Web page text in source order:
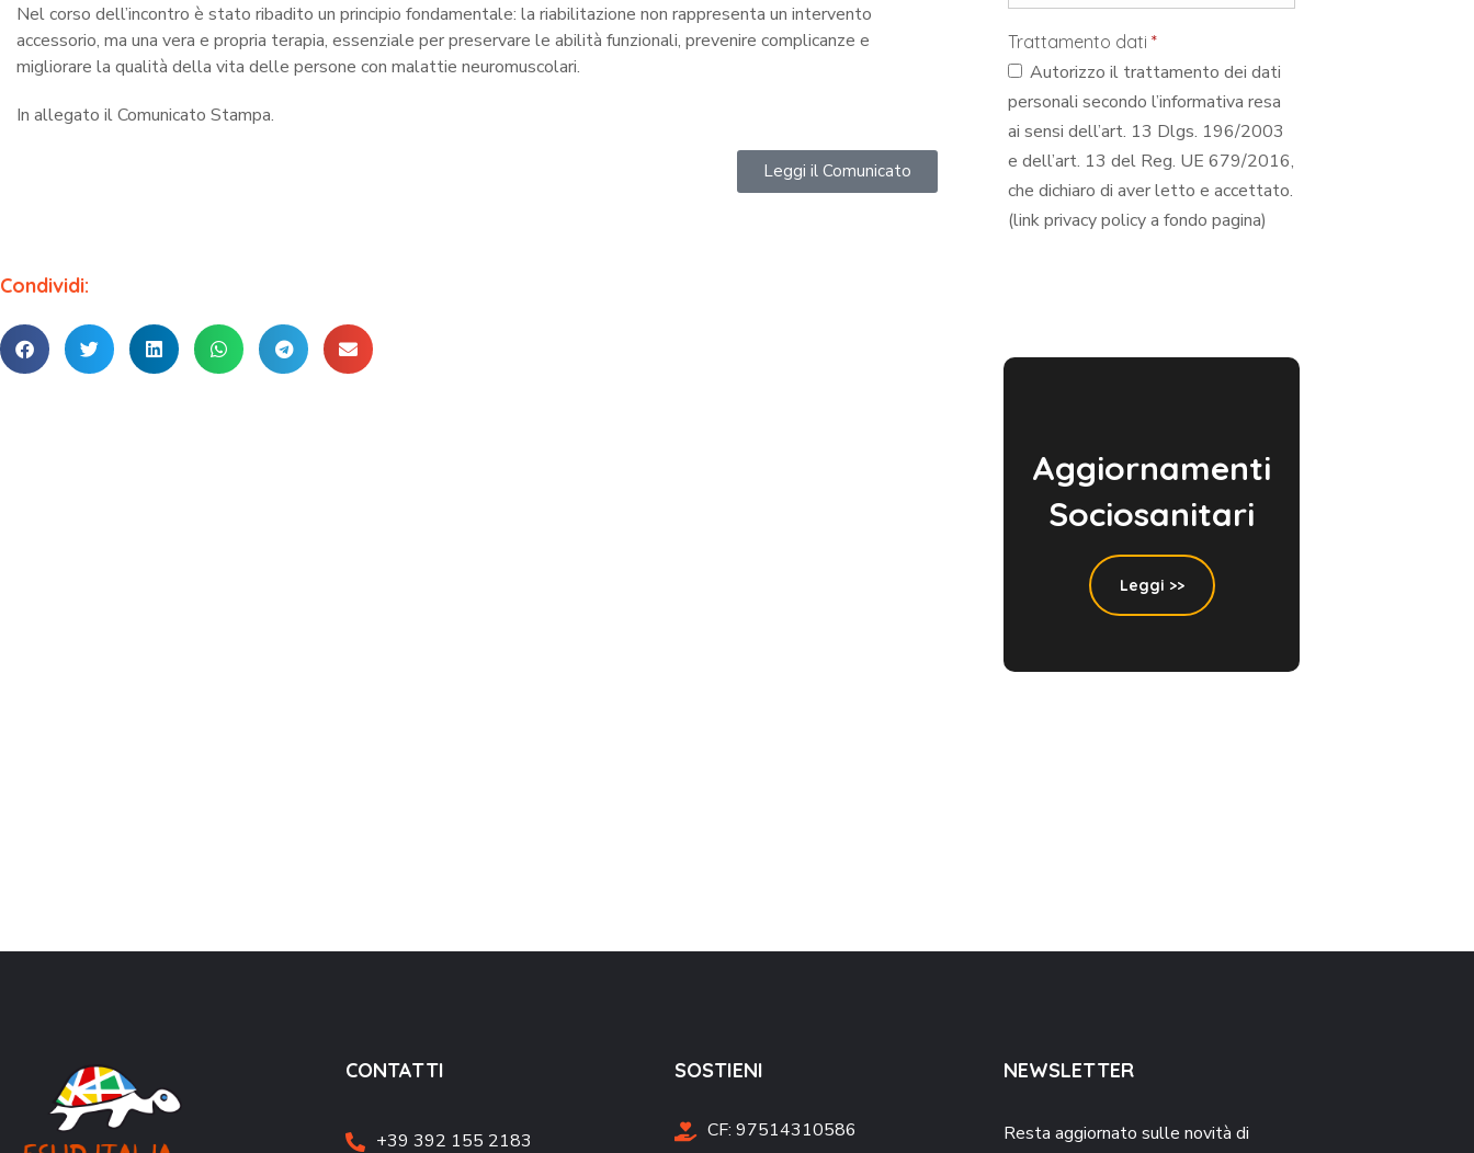
Nel corso dell’incontro è stato ribadito un principio fondamentale: la riabilitazione non rappresenta un intervento
accessorio, ma una vera e propria terapia, essenziale per preservare le abilità funzionali, prevenire complicanze e
migliorare la qualità della vita delle persone con malattie neuromuscolari.
In allegato il Comunicato Stampa.
Leggi il Comunicato
Condividi:
Trattamento dati*
Autorizzo il trattamento dei dati
personali secondo l’informativa resa
ai sensi dell’art. 13 Dlgs. 196/2003
e dell’art. 13 del Reg. UE 679/2016,
che dichiaro di aver letto e accettato.
(link privacy policy a fondo pagina)
Aggiornamenti
Sociosanitari
Leggi >>
CONTATTI
+39 392 155 2183
SOSTIENI
CF: 97514310586
NEWSLETTER
Resta aggiornato sulle novità di